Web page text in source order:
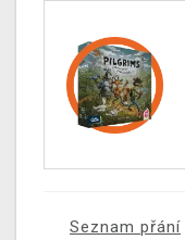
Seznam přání